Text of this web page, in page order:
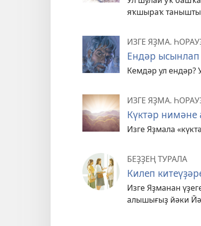
яҡшыраҡ
ИЗГЕ ЯҘМА.
Ендәр
Кемдәр ул ендәр?
ИЗГЕ ЯҘМА.
Күктәр нимәне
Изге Яҙмала
БЕҘҘЕҢ ТУРАЛА
Килеп
Изге Яҙманан
алышығыҙ йәки